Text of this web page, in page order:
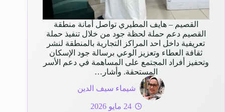
القصيم – هايف المطيري تواصل أمانة منطقة
القصيم دعم حملة لحظة جود من خلال تنفيذ حملة
تعريفية داخل احد المراكز التجارية بالمنطقة لنشر
ثقافة العطاء وتعزيز الوعي برسالة جود الإسكان
وتحفيز أفراد المجتمع على المساهمة في دعم الأسر
المستحقة. وأشار…
شيماء سيف الدين
24 مايو 2026